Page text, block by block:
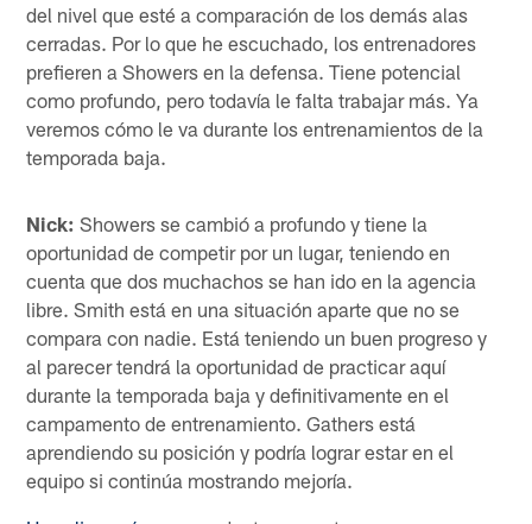
del nivel que esté a comparación de los demás alas
cerradas. Por lo que he escuchado, los entrenadores
prefieren a Showers en la defensa. Tiene potencial
como profundo, pero todavía le falta trabajar más. Ya
veremos cómo le va durante los entrenamientos de la
temporada baja.
Nick: Showers se cambió a profundo y tiene la
oportunidad de competir por un lugar, teniendo en
cuenta que dos muchachos se han ido en la agencia
libre. Smith está en una situación aparte que no se
compara con nadie. Está teniendo un buen progreso y
al parecer tendrá la oportunidad de practicar aquí
durante la temporada baja y definitivamente en el
campamento de entrenamiento. Gathers está
aprendiendo su posición y podría lograr estar en el
equipo si continúa mostrando mejoría.